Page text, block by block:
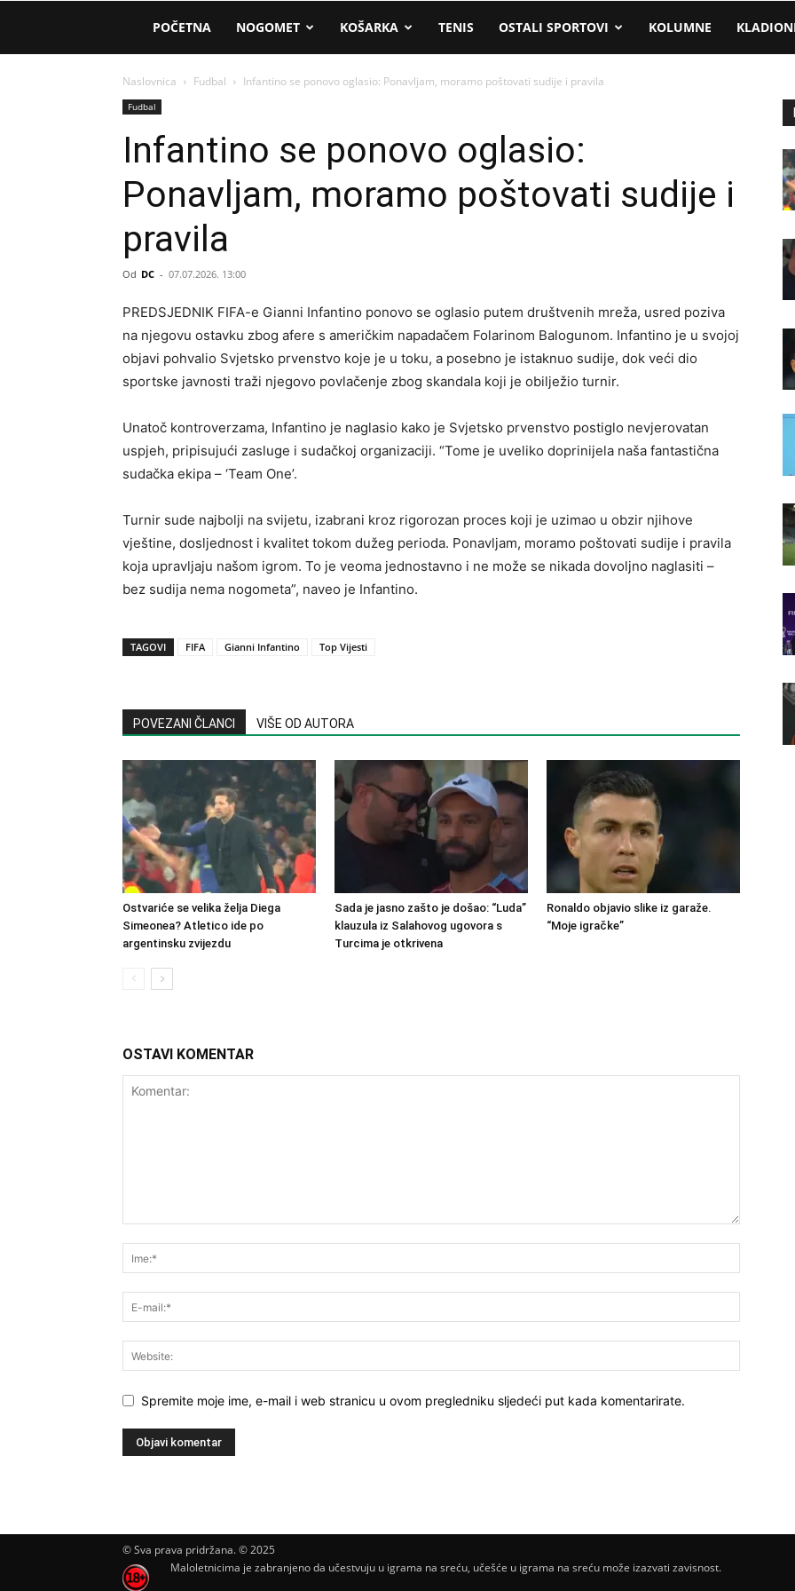
AM
Sport
POČETNA NOGOMET KOŠARKA TENIS OSTALI SPORTOVI KOLUMNE
Naslovnica Fudbal Infantino se ponovo oglasio: Ponavljam, moramo poštovati sudije i pravila
Fudbal
Infantino se ponovo oglasio:
Ponavljam, moramo poštovati sudije i
pravila
Od DC - 07.07.2026. 13:00
PREDSJEDNIK FIFA-e Gianni Infantino ponovo se oglasio putem društvenih mreža, usred poziva
na njegovu ostavku zbog afere s američkim napadačem Folarinom Balogunom. Infantino je u svojoj
objavi pohvalio Svjetsko prvenstvo koje je u toku, a posebno je istaknuo sudije, dok veći dio
sportske javnosti traži njegovo povlačenje zbog skandala koji je obilježio turnir.
Unatoč kontroverzama, Infantino je naglasio kako je Svjetsko prvenstvo postiglo nevjerovatan
uspjeh, pripisujući zasluge i sudačkoj organizaciji. “Tome je uveliko doprinijela naša fantastična
sudačka ekipa – ‘Team One’.
Turnir sude najbolji na svijetu, izabrani kroz rigorozan proces koji je uzimao u obzir njihove
vještine, dosljednost i kvalitet tokom dužeg perioda. Ponavljam, moramo poštovati sudije i pravila
koja upravljaju našom igrom. To je veoma jednostavno i ne može se nikada dovoljno naglasiti –
bez sudija nema nogometa”, naveo je Infantino.
TAGOVI FIFA Gianni Infantino Top Vijesti
POVEZANI ČLANCI VIŠE OD AUTORA
Ostvariće se velika želja Diega
Simeonea? Atletico ide po
argentinsku zvijezdu
Sada je jasno zašto je došao: “Luda”
klauzula iz Salahovog ugovora s
Turcima je otkrivena
Ronaldo objavio slike iz garaže.
“Moje igračke”
OSTAVI KOMENTAR
Spremite moje ime, e-mail i web stranicu u ovom pregledniku sljedeći put kada komentarirate.
© Sva prava pridržana. © 2025
Maloletnicima je zabranjeno da učestvuju u igrama na sreću, učešće u igrama na sreću može izazvati zavisnost.